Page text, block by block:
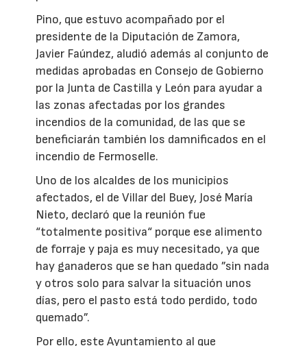
Pino, que estuvo acompañado por el
presidente de la Diputación de Zamora,
Javier Faúndez, aludió además al conjunto de
medidas aprobadas en Consejo de Gobierno
por la Junta de Castilla y León para ayudar a
las zonas afectadas por los grandes
incendios de la comunidad, de las que se
beneficiarán también los damnificados en el
incendio de Fermoselle.
Uno de los alcaldes de los municipios
afectados, el de Villar del Buey, José María
Nieto, declaró que la reunión fue
“totalmente positiva“ porque ese alimento
de forraje y paja es muy necesitado, ya que
hay ganaderos que se han quedado ”sin nada
y otros solo para salvar la situación unos
días, pero el pasto está todo perdido, todo
quemado”.
Por ello, este Ayuntamiento al que